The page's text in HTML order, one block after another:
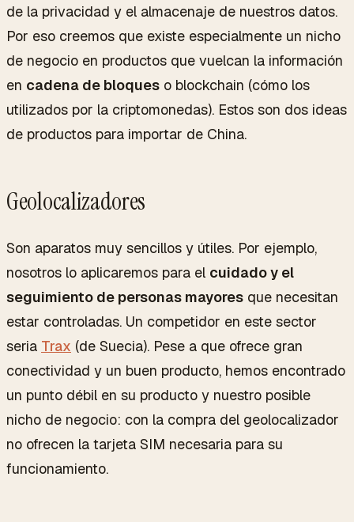
de la privacidad y el almacenaje de nuestros datos.
Por eso creemos que existe especialmente un nicho
de negocio en productos que vuelcan la información
en cadena de bloques o blockchain (cómo los
utilizados por la criptomonedas). Estos son dos ideas
de productos para importar de China.
Geolocalizadores
Son aparatos muy sencillos y útiles. Por ejemplo,
nosotros lo aplicaremos para el cuidado y el
seguimiento de personas mayores que necesitan
estar controladas. Un competidor en este sector
seria Trax (de Suecia). Pese a que ofrece gran
conectividad y un buen producto, hemos encontrado
un punto débil en su producto y nuestro posible
nicho de negocio: con la compra del geolocalizador
no ofrecen la tarjeta SIM necesaria para su
funcionamiento.